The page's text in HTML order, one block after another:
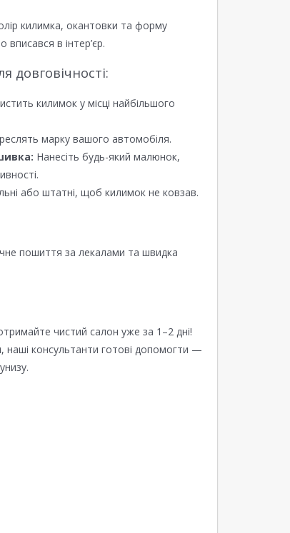
килимка, окантовки та форму
в інтер’єр.
довговічності:
килимок у місці найбільшого
марку вашого автомобіля.
Нанесіть будь-який малюнок,
або штатні, щоб килимок не ковзав.
пошиття за лекалами та швидка
чистий салон уже за 1–2 дні!
консультанти готові допомогти —